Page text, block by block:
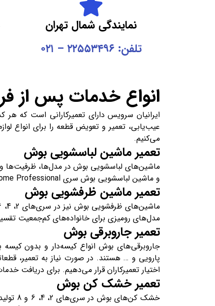
نمایندگی شمال تهران
تلفن: ۲۲۵۵۳۴۹۶ – ۰۲۱
انواع خدمات پس از
ایرانیان سرویس دارای تعمیرکارانی است که
عیب‌یابی، تعمیر و تعویض قطعه را برای انواع
می‌کنیم.
تعمیر ماشین لباسشویی بوش
و ماشین لباسشویی بوش سری Home Professional. در نهایت
تعمیر ماشین ظرفشویی بوش
مدل‌های رومیزی برای خانواده‌های کم‌جمعیت
تعمیر جاروبرقی بوش
جاروبرقی‌های بوش انواع کیسه‌دار و بدون کیسه
پارویی و … هستند. در صورت نیاز به تعمیر،
اختیار تعمیرکاران قرار می‌‎دهیم. برای دریافت خدمات میتوانید به صفحه
تعمیر خشک کن بوش
خشک